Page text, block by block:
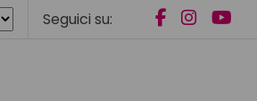
Seguici su: